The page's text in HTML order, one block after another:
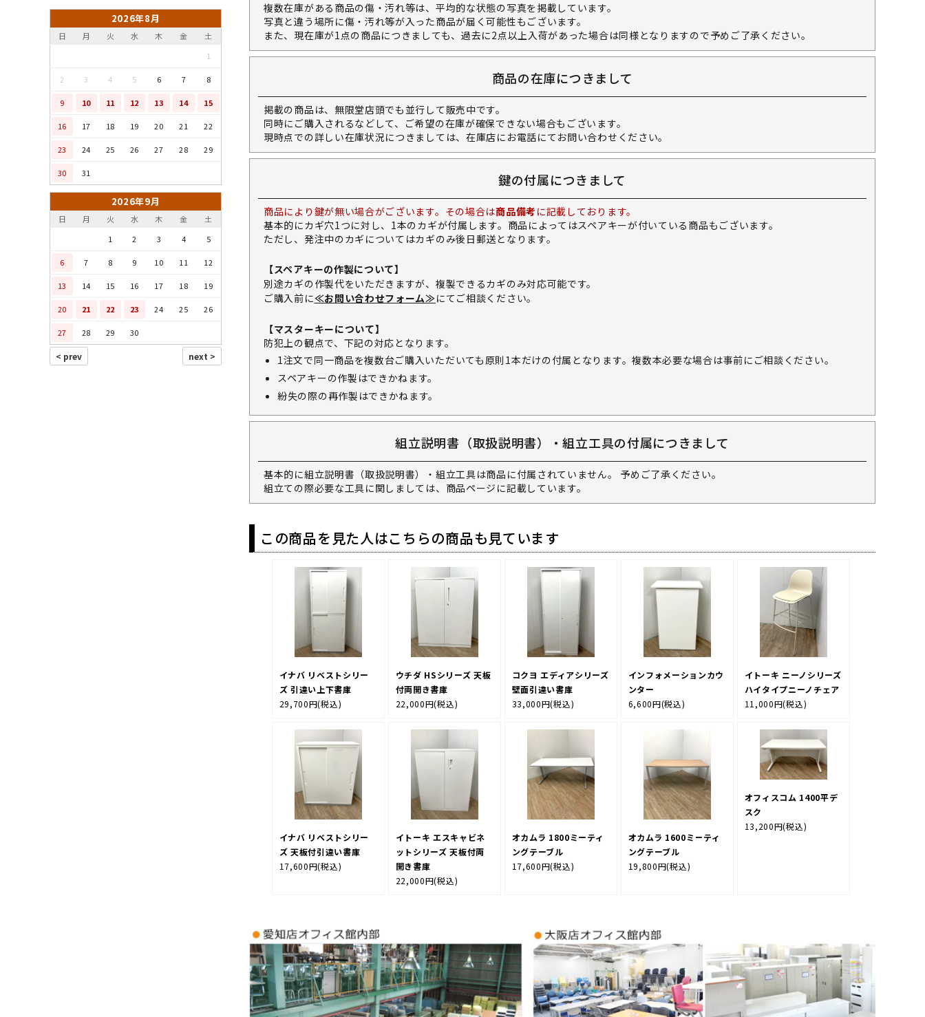
2026年8月
日 月 火 水 木 金
土
1
2 3 4 5 6 7 8
9 10 11 12 13 14 15
16 17 18 19 20 21 22
23 24 25 26 27 28 29
30 31
2026年9月
日 月 火 水 木 金
土
1
2 3 4 5
6 7 8 9 10 11 12
13 14 15 16 17 18 19
20 21 22 23 24 25 26
27 28 29 30
複数在庫がある商品の傷・汚れ等は、平均的な状態の写真を掲載しています。
写真と違う場所に傷・汚れ等が入った商品が届く可能性もございます。
また、現在庫が1点の商品につきましても、過去に2点以上入荷があった場合は同様となりますので予めご了承ください。
商品の在庫につきまして
掲載の商品は、無限堂店頭でも並行して販売中です。
同時にご購入されるなどして、ご希望の在庫が確保できない場合もございます。
現時点での詳しい在庫状況につきましては、在庫店にお電話にてお問い合わせください。
鍵の付属につきまして
商品により鍵が無い場合がございます。その場合は商品備考 に記載しております。
基本的にカギ穴1つに対し、1本のカギが付属します。商品によってはスペアキーが付いている商品もございます。
ただし、発注中のカギについてはカギのみ後日郵送となります。
【スペアキーの作製について】
別途カギの作製代をいただきますが、複製できるカギのみ対応可能です。
ご購入前に≪お問い合わせフォーム≫にてご相談ください。
【マスターキーについて】
防犯上の観点で、下記の対応となります。
1注文で同一商品を複数台ご購入いただいても原則1本だけの付属となります。複数本必要な場合は事前にご相談ください。
スペアキーの作製はできかねます。
紛失の際の再作製はできかねます。
組立説明書（取扱説明書）・組立工具の付属につきまして
基本的に組立説明書（取扱説明書）・組立工具は商品に付属されていません。 予めご了承ください。
組立ての際必要な工具に関しましては、商品ページに記載しています。
この商品を見た人はこちらの商品も見ています
イナバ リベストシリー
ズ 引違い上下書庫
29,700円(税込)
ウチダ HSシリーズ 天板
付両開き書庫
22,000円(税込)
コクヨ エディアシリーズ
壁面引違い書庫
33,000円(税込)
インフォメーションカウ
ンター
6,600円(税込)
イトーキ ニーノシリーズ
ハイタイプニーノチェア
11,000円(税込)
イナバ リベストシリー
ズ 天板付引違い書庫
17,600円(税込)
イトーキ エスキャビネ
ットシリーズ 天板付両
開き書庫
22,000円(税込)
オカムラ 1800ミーティ
ングテーブル
17,600円(税込)
オカムラ 1600ミーティ
ングテーブル
19,800円(税込)
オフィスコム 1400平デ
スク
13,200円(税込)